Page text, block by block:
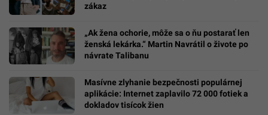
zákaz
„Ak žena ochorie, môže sa o ňu postarať len
ženská lekárka.“ Martin Navrátil o živote po
návrate Talibanu
Masívne zlyhanie bezpečnosti populárnej
aplikácie: Internet zaplavilo 72 000 fotiek a
dokladov tisícok žien